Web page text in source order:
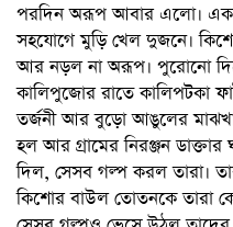
পরদিন অরূপ আবার এলো।
সহযোগে মুড়ি খেল দুজনে।
আর নড়ল না অরূপ। পুরোনো
কালিপুজোর রাতে কালিপটকা
তর্জনী আর বুড়ো আঙুলের মাঝখান
হল আর গ্রামের নিরঞ্জন ডাক্তার
দিল, সেসব গল্প করল তারা।
কিশোর বাউল তোতনকে তারা